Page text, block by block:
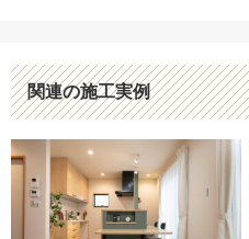
関連の施工実例